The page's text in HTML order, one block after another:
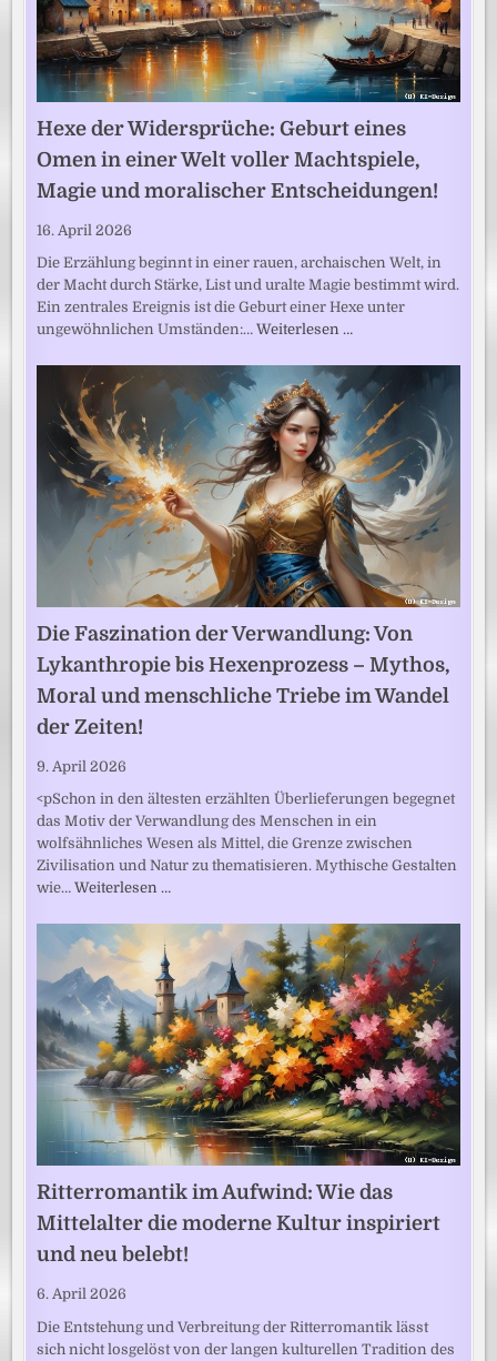
Hexe der Widersprüche: Geburt eines
Omen in einer Welt voller Machtspiele,
Magie und moralischer Entscheidungen!
16. April 2026
Die Erzählung beginnt in einer rauen, archaischen Welt, in
der Macht durch Stärke, List und uralte Magie bestimmt wird.
Ein zentrales Ereignis ist die Geburt einer Hexe unter
ungewöhnlichen Umständen:…Weiterlesen …
Die Faszination der Verwandlung: Von
Lykanthropie bis Hexenprozess – Mythos,
Moral und menschliche Triebe im Wandel
der Zeiten!
9. April 2026
<pSchon in den ältesten erzählten Überlieferungen begegnet
das Motiv der Verwandlung des Menschen in ein
wolfsähnliches Wesen als Mittel, die Grenze zwischen
Zivilisation und Natur zu thematisieren. Mythische Gestalten
wie…Weiterlesen …
Ritterromantik im Aufwind: Wie das
Mittelalter die moderne Kultur inspiriert
und neu belebt!
6. April 2026
Die Entstehung und Verbreitung der Ritterromantik lässt
sich nicht losgelöst von der langen kulturellen Tradition des